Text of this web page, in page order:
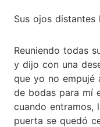
Sus ojos distantes
Reuniendo todas
y dijo con una
que yo no empujé
de bodas para mí
cuando entramos,
puerta se quedó